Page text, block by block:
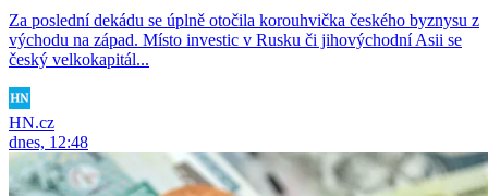
Za poslední dekádu se úplně otočila korouhvička českého byznysu z
východu na západ. Místo investic v Rusku či jihovýchodní Asii se
český velkokapitál...
HN.cz
dnes, 12:48